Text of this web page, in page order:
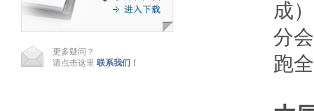
更多疑问？
请点击这里 联系我们 ！
成
分
跑